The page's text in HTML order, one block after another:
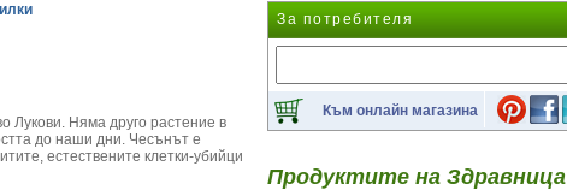
Лукови. Няма друго растение в
до наши дни. Чесънът е
естествените клетки-убийци
За потребителя
Към онлайн магазина
Продуктите на Здравница